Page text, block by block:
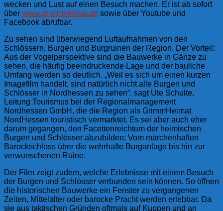
wecken und Lust auf einen Besuch machen. Er ist ab sofort
über www.grimmheimat.de sowie über Youtube und
Facebook abrufbar.
Zu sehen sind überwiegend Luftaufnahmen von den
Schlössern, Burgen und Burgruinen der Region. Der Vorteil:
Aus der Vogelperspektive sind die Bauwerke in Gänze zu
sehen, die häufig beeindruckende Lage und der bauliche
Umfang werden so deutlich. „Weil es sich um einen kurzen
Imagefilm handelt, sind natürlich nicht alle Burgen und
Schlösser in Nordhessen zu sehen“, sagt Ute Schulte,
Leitung Tourismus bei der Regionalmanagement
Nordhessen GmbH, die die Region als GrimmHeimat
NordHessen touristisch vermarktet. Es sei aber auch eher
darum gegangen, den Facettenreichtum der heimischen
Burgen und Schlösser abzubilden: Vom märchenhaften
Barockschloss über die wehrhafte Burganlage bis hin zur
verwunschenen Ruine.
Der Film zeigt zudem, welche Erlebnisse mit einem Besuch
der Burgen und Schlösser verbunden sein können. So öffnen
die historischen Bauwerke ein Fenster zu vergangenen
Zeiten, Mittelalter oder barocke Pracht werden erlebbar. Da
sie aus taktischen Gründen oftmals auf Kuppen und an